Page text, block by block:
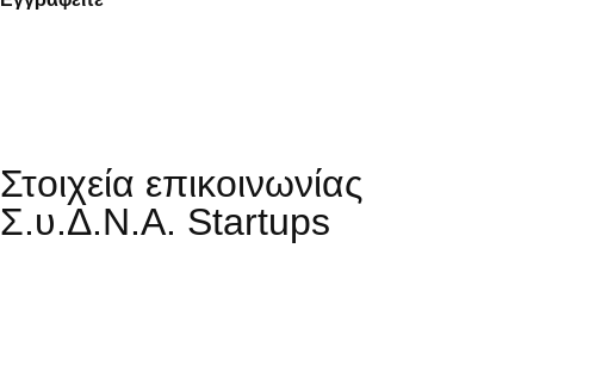
Στοιχεία επικοινωνίας
Σ.υ.Δ.Ν.Α. Startups